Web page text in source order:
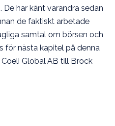
har känt varandra sedan
de faktiskt arbetade
samtal om börsen och
för nästa kapitel på denna
Global AB till Brock